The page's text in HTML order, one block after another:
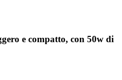
e compatto, con 50w di